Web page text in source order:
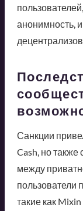
анонимность,
Санкции
Cash, но
между
пользователи
такие как